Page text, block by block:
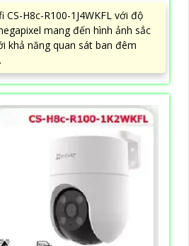
H8c-R100-1J4WKFL với độ
mang đến hình ảnh sắc
khả năng quan sát ban đêm